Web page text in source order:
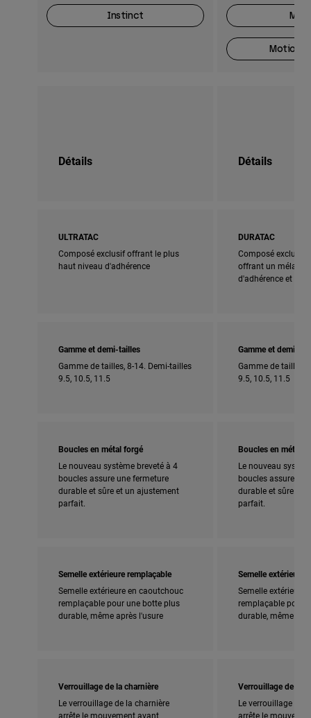
Instinct
Motion
Détails Détails
ULTRATAC
Composé exclusif offrant le plus
haut niveau d'adhérence
DURATAC
Composé exclusif
offrant un
d'adhérence et de
Gamme et demi-tailles
Gamme de tailles, 8-14. Demi-tailles
9.5, 10.5, 11.5
Gamme et demi-
Gamme de tailles,
9.5, 10.5, 11.5
Boucles en métal forgé
Le nouveau système breveté à 4
boucles assure une fermeture
durable et sûre et un ajustement
parfait.
Boucles en métal
Le nouveau
boucles assure
durable et sûre et
parfait.
Semelle extérieure remplaçable
Semelle extérieure en caoutchouc
remplaçable pour une botte plus
durable, même après l'usure
Semelle extérieure
Semelle extérieure
remplaçable pour
durable, même
Verrouillage de la charnière
Le verrouillage de la charnière
arrête le mouvement avant
Verrouillage de la
Le verrouillage de
arrête le